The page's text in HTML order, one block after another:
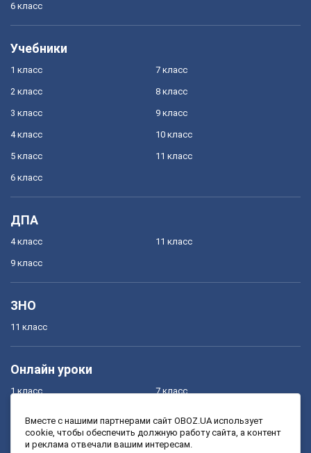
6 класс
Учебники
1 класс
2 класс
3 класс
4 класс
5 класс
6 класс
7 класс
8 класс
9 класс
10 класс
11 класс
ДПА
4 класс
9 класс
11 класс
ЗНО
11 класс
Онлайн уроки
1 класс
3 класс
7 класс
9 класс
Вместе с нашими партнерами сайт OBOZ.UA использует
cookie, чтобы обеспечить должную работу сайта, а контент
и реклама отвечали вашим интересам.